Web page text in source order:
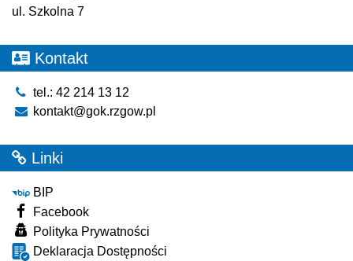
ul. Szkolna 7
Kontakt
tel.: 42 214 13 12
kontakt@gok.rzgow.pl
Linki
BIP
Facebook
Polityka Prywatności
Deklaracja Dostępności